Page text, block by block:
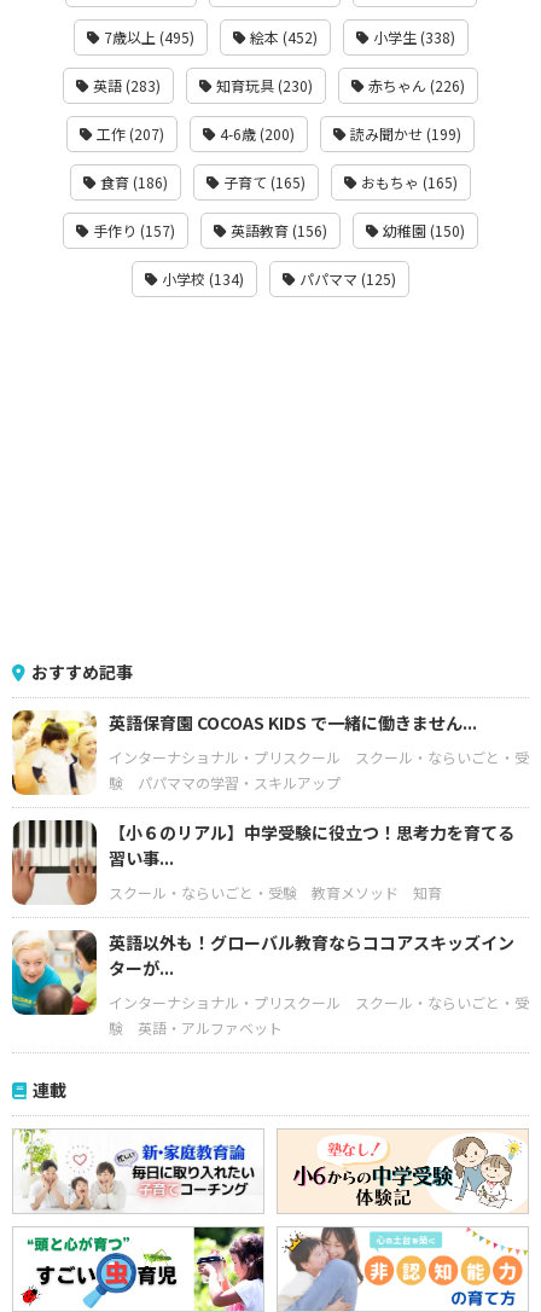
7歳以上 (495) 絵本 (452) 小学生 (338)
英語 (283) 知育玩具 (230) 赤ちゃん (226)
工作 (207) 4-6歳 (200) 読み聞かせ (199)
食育 (186) 子育て (165) おもちゃ (165)
手作り (157) 英語教育 (156) 幼稚園 (150)
小学校 (134) パパママ (125)
おすすめ記事
英語保育園 COCOAS KIDS で一緒に働きません...
インターナショナル・プリスクール
スクール・ならいごと・受
験
パパママの学習・スキルアップ
【小６のリアル】中学受験に役立つ！思考力を育てる
習い事...
スクール・ならいごと・受験 教育メソッド 知育
英語以外も！グローバル教育ならココアスキッズイン
ターが...
インターナショナル・プリスクール
スクール・ならいごと・受
験
英語・アルファベット
連載